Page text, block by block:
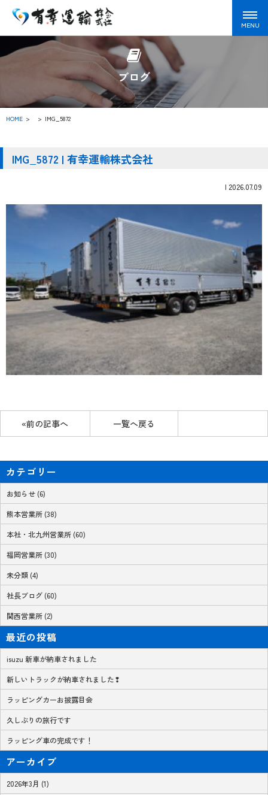
ブログ
HOME > IMG_5872
IMG_5872 | 有幸運輸株式会社
| 2026.07.09
«前の記事へ 一覧へ戻る
カテゴリー
お知らせ (6)
熊本営業所 (38)
本社・北九州営業所 (60)
福岡営業所 (30)
未分類 (4)
社長ブログ (60)
関西営業所 (2)
最近の投稿
isuzu 新車が納車されました
新しいトラックが納車されました❢
ラッピングカーお披露目会
久しぶりの旅行です
ラッピング車の完成です！
アーカイブ
2026年3月 (1)